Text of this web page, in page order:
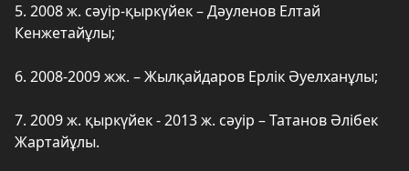
5. 2008 ж. сәуір-қыркүйек – Дәуленов Елтай
Кенжетайұлы;
6. 2008-2009 жж. – Жылқайдаров Ерлік Әуелханұлы;
7. 2009 ж. қыркүйек - 2013 ж. сәуір – Татанов Әлібек
Жартайұлы.